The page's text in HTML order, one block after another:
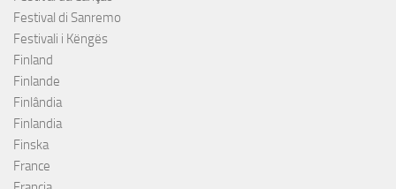
Festival di Sanremo
Festivali i Këngës
Finland
Finlande
Finlândia
Finlandia
Finska
France